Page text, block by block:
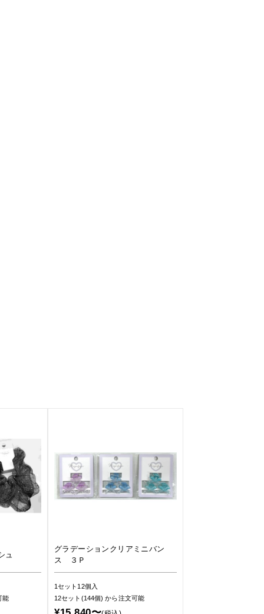
ュ
能
グラデーションクリアミニバン
ス ３Ｐ
1セット12個入
12セット(144個)から注文可能